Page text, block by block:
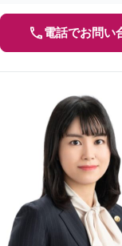
電話でお問い